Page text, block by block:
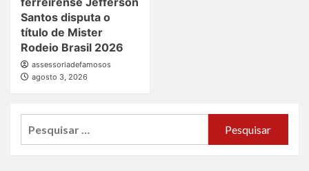
Santos disputa o
título de Mister
Rodeio Brasil 2026
assessoriadefamosos
agosto 3, 2026